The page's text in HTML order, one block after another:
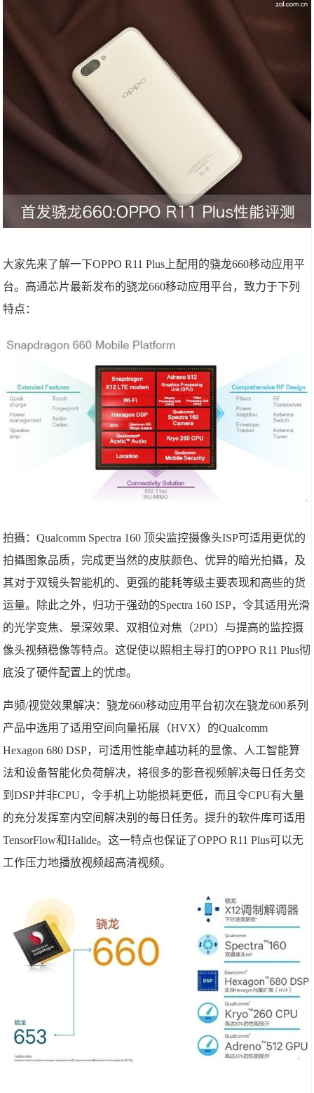
大家先来了解一下OPPO R11 Plus上配用的骁龙660移动应用平
台。高通芯片最新发布的骁龙660移动应用平台，致力于下列
特点：
拍攝：Qualcomm Spectra 160 顶尖监控摄像头ISP可适用更优的
拍攝图象品质，完成更当然的皮肤颜色、优异的暗光拍攝，及
其对于双镜头智能机的、更强的能耗等级主要表现和高些的货
运量。除此之外，归功于强劲的Spectra 160 ISP，令其适用光滑
的光学变焦、景深效果、双相位对焦（2PD）与提高的监控摄
像头视頻稳像等特点。这促使以照相主导打的OPPO R11 Plus彻
底没了硬件配置上的忧虑。
声频/视觉效果解决：骁龙660移动应用平台初次在骁龙600系列
产品中选用了适用空间向量拓展（HVX）的Qualcomm
Hexagon 680 DSP，可适用性能卓越功耗的显像、人工智能算
法和设备智能化负荷解决，将很多的影音视频解决每日任务交
到DSP并非CPU，令手机上功能损耗更低，而且令CPU有大量
的充分发挥室内空间解决别的每日任务。提升的软件库可适用
TensorFlow和Halide。这一特点也保证了OPPO R11 Plus可以无
工作压力地播放视频超高清视频。